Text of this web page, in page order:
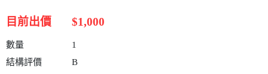
目前出價 $1,000
數量
1
結構評價
B